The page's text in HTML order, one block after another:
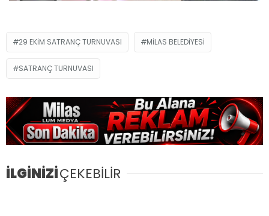
29 EKIM SATRANÇ TURNUVASI MILAS BELEDIYESI
SATRANÇ TURNUVASI
İLGİNİZİÇEKEBİLİR